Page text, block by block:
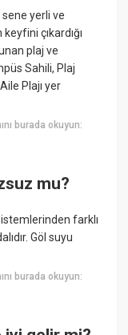
yerli ve
çıkardığı
plaj ve
Sahili, Plaj
Plajı yer
burada okuyun:
mu?
farklı
Göl suyu
burada okuyun: